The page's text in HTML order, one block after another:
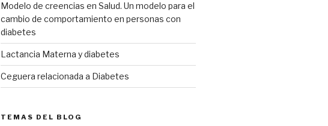
Modelo de creencias en Salud. Un modelo para el
cambio de comportamiento en personas con
diabetes
Lactancia Materna y diabetes
Ceguera relacionada a Diabetes
TEMAS DEL BLOG